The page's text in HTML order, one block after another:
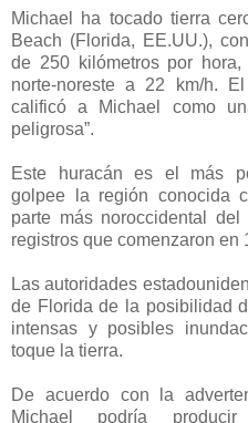
Michael ha tocado tierra
Beach (Florida, EE.UU.),
de 250 kilómetros por
norte-noreste a 22 km/h.
calificó a Michael como
peligrosa”.
Este huracán es el más
golpee la región conocida
parte más noroccidental
registros que comenzaron en
Las autoridades
de Florida de la posibilidad
intensas y posibles
toque la tierra.
De acuerdo con la
Michael podría